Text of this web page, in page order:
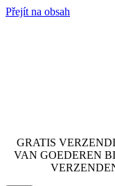
Přejít na obsah
GRATIS
VAN GOEDEREN